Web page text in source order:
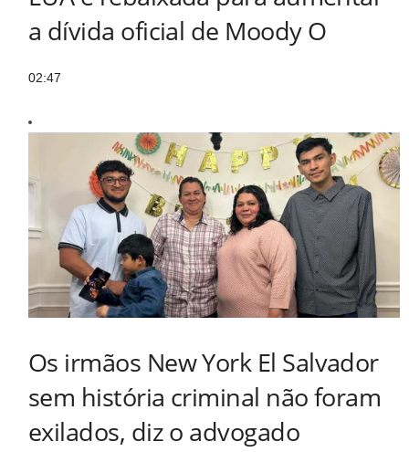
a dívida oficial de Moody O
02:47
Os irmãos New York El Salvador
sem história criminal não foram
exilados, diz o advogado